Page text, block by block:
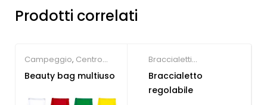
Prodotti correlati
Campeggio, Centro
estetico ,Gadget per la
e Tempo Libero
Beauty bag multiuso
Braccialetti
personalizzati
Braccialetto
regolabile